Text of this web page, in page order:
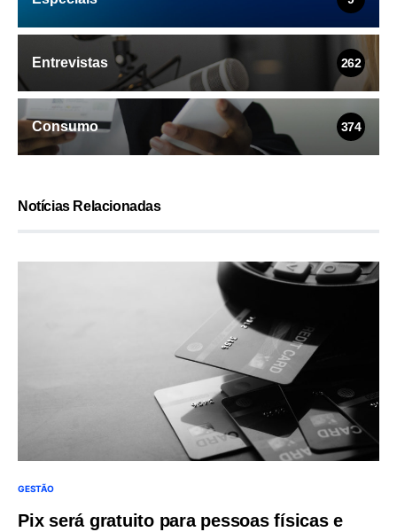
Entrevistas 262
Consumo 374
Notícias Relacionadas
GESTÃO
Pix será gratuito para pessoas físicas e